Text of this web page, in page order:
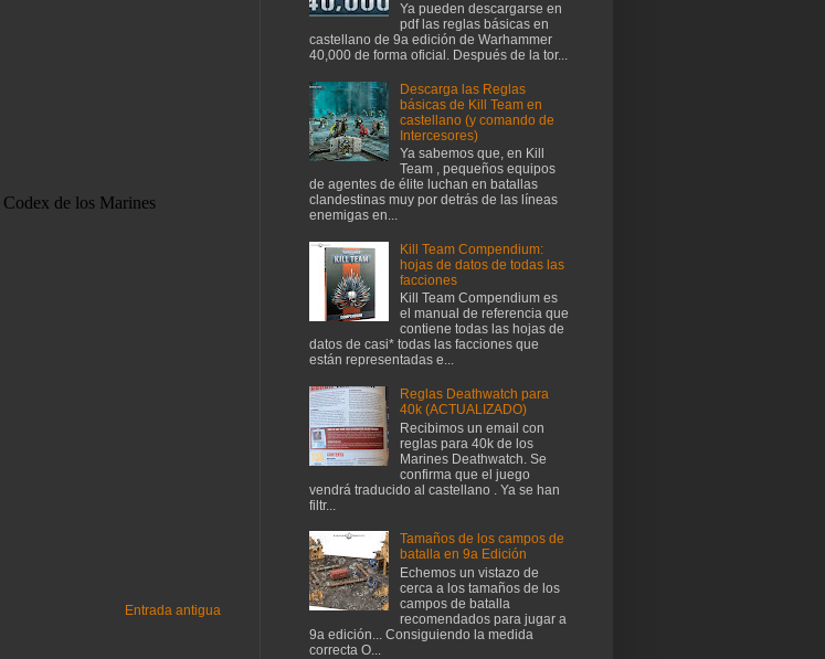
Entrada antigua
Ya pueden descargarse en
pdf las reglas básicas en
castellano de 9a edición de Warhammer
40,000 de forma oficial. Después de la tor...
Descarga las Reglas
básicas de Kill Team en
castellano (y comando de
Intercesores)
Ya sabemos que, en Kill
Team , pequeños equipos
de agentes de élite luchan en batallas
clandestinas muy por detrás de las líneas
enemigas en...
Kill Team Compendium:
hojas de datos de todas las
facciones
Kill Team Compendium es
el manual de referencia que
contiene todas las hojas de
datos de casi* todas las facciones que
están representadas e...
Reglas Deathwatch para
40k (ACTUALIZADO)
Recibimos un email con
reglas para 40k de los
Marines Deathwatch. Se
confirma que el juego
vendrá traducido al castellano . Ya se han
filtr...
Tamaños de los campos de
batalla en 9a Edición
Echemos un vistazo de
cerca a los tamaños de los
campos de batalla
recomendados para jugar a
9a edición... Consiguiendo la medida
correcta O...